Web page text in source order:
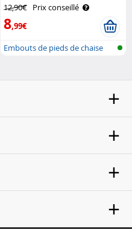
12,90€ Prix conseillé
8,99€
Embouts de pieds de chaise